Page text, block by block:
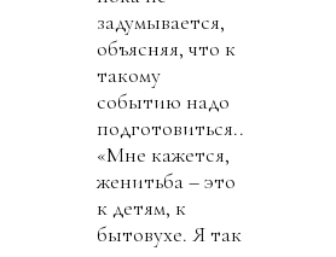
задумывается,
объясняя, что к
такому
событию надо
подготовиться..
«Мне кажется,
женитьба – это
к детям, к
бытовухе. Я так